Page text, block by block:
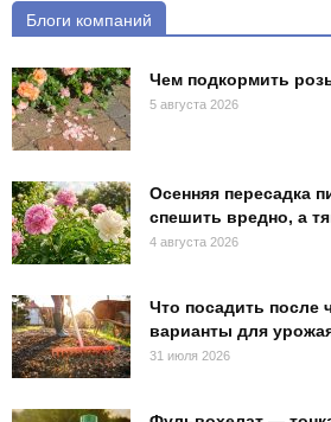
Блоги компаний
Чем подкормить
5 августа 2026
Осенняя пересадка
спешить вредно, а
4 августа 2026
Что посадить после
варианты для
31 июля 2026